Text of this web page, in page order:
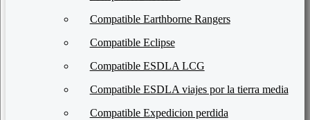
Compatible Earthborne Rangers
Compatible Eclipse
Compatible ESDLA LCG
Compatible ESDLA viajes por la tierra media
Compatible Expedicion perdida